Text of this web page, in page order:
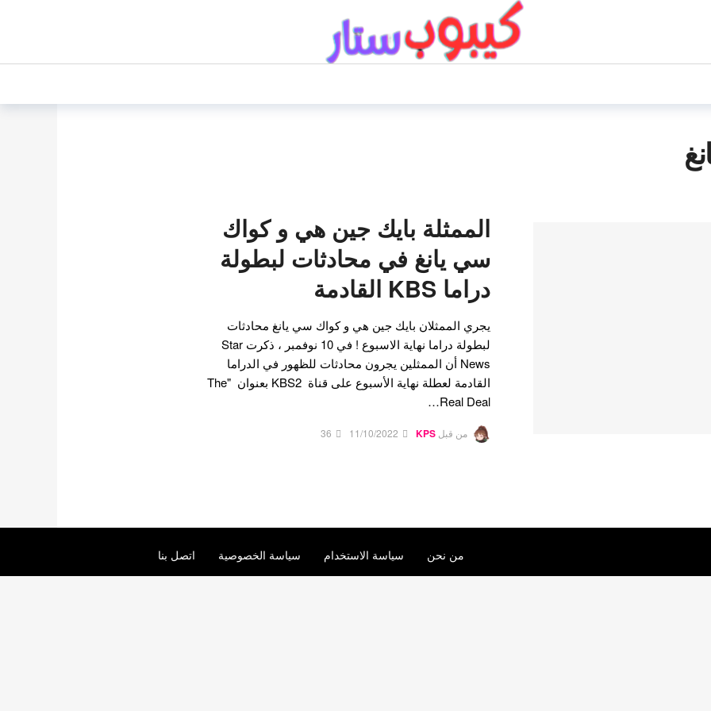
الممثلة بايك جين هي و كواك
سي يانغ في محادثات لبطولة
دراما KBS القادمة
يجري الممثلان بايك جين هي و كواك سي يانغ محادثات
لبطولة دراما نهاية الاسبوع ! في 10 نوفمبر ، ذكرت Star
News أن الممثلين يجرون محادثات للظهور في الدراما
القادمة لعطلة نهاية الأسبوع على قناة KBS2 بعنوان "The
Real Deal…
من قبل KPS
11/10/2022
36
من نحن سياسة الاستخدام سياسة الخصوصية اتصل بنا